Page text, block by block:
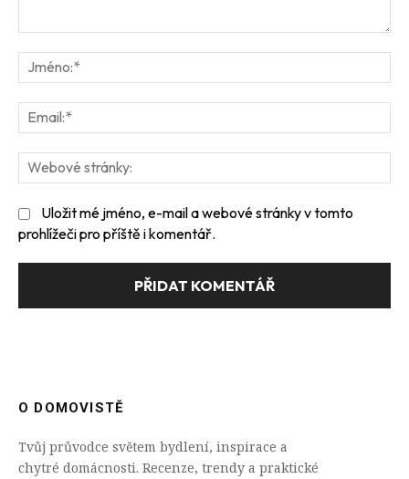
Uložit mé jméno, e-mail a webové stránky v tomto
prohlížeči pro příště i komentář.
O DOMOVISTĚ
Tvůj průvodce světem bydlení, inspirace a
chytré domácnosti. Recenze, trendy a praktické